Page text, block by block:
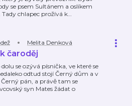
se psem Sultánem a oslíkem
Tady chlapec prožívá k…
Melita Denková
čaroděj
se ozývá písnička, ve které se
odtud stojí Černý dům a v
pán, a právě tam se
syn Mates žádat o